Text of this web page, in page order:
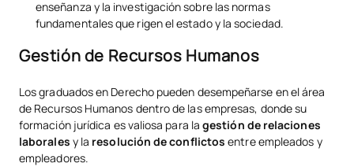
enseñanza y la investigación sobre las normas
fundamentales que rigen el estado y la sociedad.
Gestión de Recursos Humanos
Los graduados en Derecho pueden desempeñarse en el área
de Recursos Humanos dentro de las empresas, donde su
formación jurídica es valiosa para lagestión de relaciones
laborales y la resolución de conflictos entre empleados y
empleadores.